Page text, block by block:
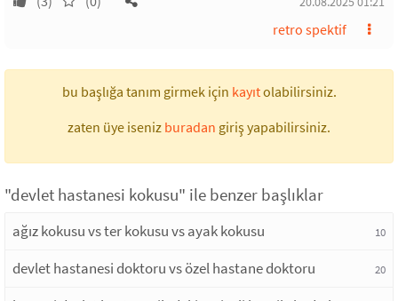
retro spektif
bu başlığa tanım girmek için kayıtolabilirsiniz.
zaten üye iseniz buradan giriş yapabilirsiniz.
"devlet hastanesi kokusu" ile benzer başlıklar
ağız kokusu vs ter kokusu vs ayak kokusu 10
devlet hastanesi doktoru vs özel hastane doktoru 20